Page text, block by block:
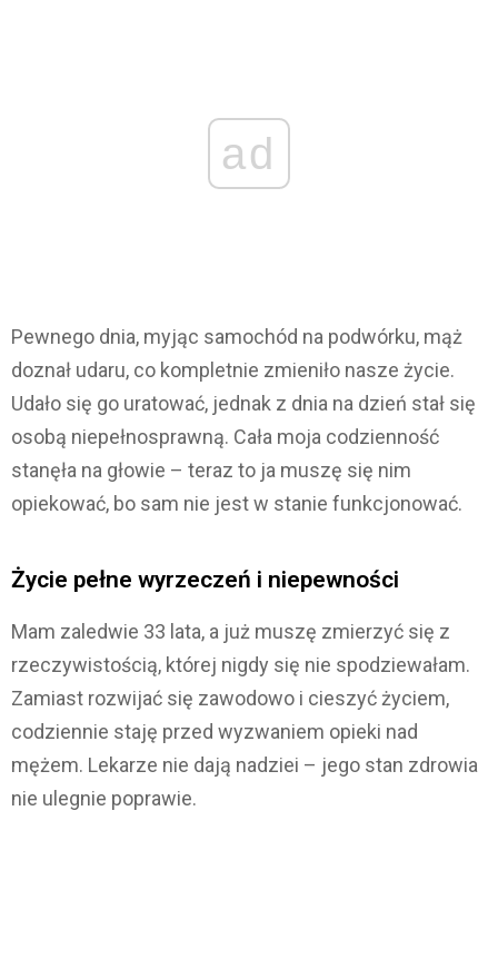
ad
Pewnego dnia, myjąc samochód na podwórku, mąż
doznał udaru, co kompletnie zmieniło nasze życie.
Udało się go uratować, jednak z dnia na dzień stał się
osobą niepełnosprawną. Cała moja codzienność
stanęła na głowie – teraz to ja muszę się nim
opiekować, bo sam nie jest w stanie funkcjonować.
Życie pełne wyrzeczeń i niepewności
Mam zaledwie 33 lata, a już muszę zmierzyć się z
rzeczywistością, której nigdy się nie spodziewałam.
Zamiast rozwijać się zawodowo i cieszyć życiem,
codziennie staję przed wyzwaniem opieki nad
mężem. Lekarze nie dają nadziei – jego stan zdrowia
nie ulegnie poprawie.